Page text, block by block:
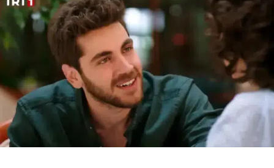
Bolu
Burdur
Bursa
Çanakkale
Çankırı